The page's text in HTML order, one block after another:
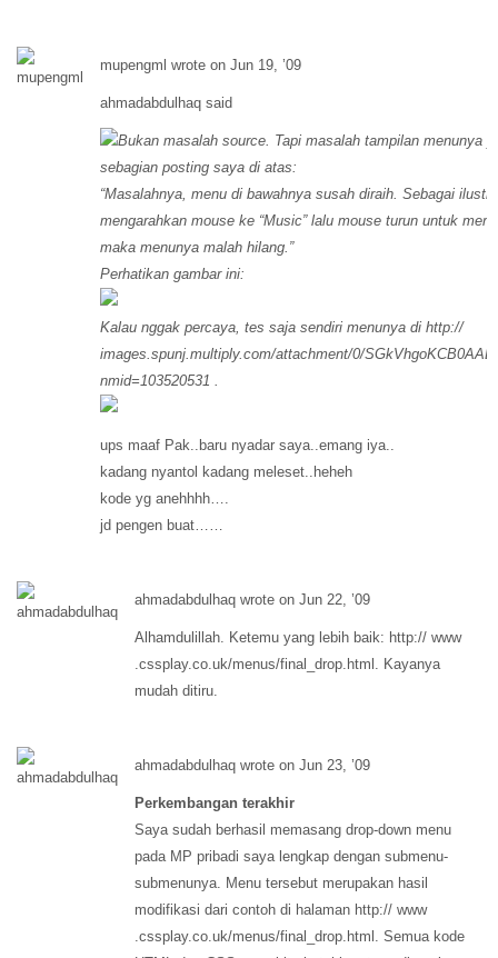
mupengml wrote on Jun 19, ’09
ahmadabdulhaq said
Bukan masalah source. Tapi masalah tampilan menunya
sebagian posting saya di atas:
“Masalahnya, menu di bawahnya susah diraih. Sebagai
mengarahkan mouse ke “Music” lalu mouse turun untuk
maka menunya malah hilang.”
Perhatikan gambar ini:
Kalau nggak percaya, tes saja sendiri menunya di http://
images.spunj.multiply.com/attachment/0/
nmid=103520531 .
ups maaf Pak..baru nyadar saya..emang iya..
kadang nyantol kadang meleset..heheh
kode yg anehhhh….
jd pengen buat……
ahmadabdulhaq wrote on Jun 22, ’09
Alhamdulillah. Ketemu yang lebih baik: http:// www
.cssplay.co.uk/menus/final_drop.html. Kayanya
mudah ditiru.
ahmadabdulhaq wrote on Jun 23, ’09
Perkembangan terakhir
Saya sudah berhasil memasang drop-down menu
pada MP pribadi saya lengkap dengan submenu-
submenunya. Menu tersebut merupakan hasil
modifikasi dari contoh di halaman http:// www
.cssplay.co.uk/menus/final_drop.html. Semua kode